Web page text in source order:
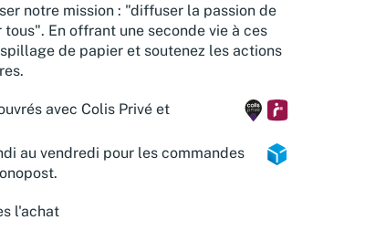
notre mission : "diffuser la passion de
En offrant une seconde vie à ces
de papier et soutenez les actions
avec Colis Privé et
au vendredi pour les commandes
l'achat